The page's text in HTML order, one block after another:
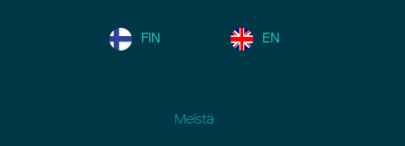
FIN EN
Meistä